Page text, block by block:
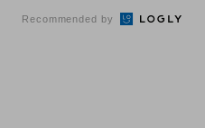
Recommended by